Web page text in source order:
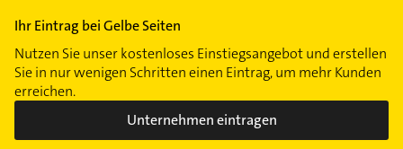
Ihr Eintrag bei Gelbe Seiten
Nutzen Sie unser kostenloses Einstiegsangebot und erstellen
Sie in nur wenigen Schritten einen Eintrag, um mehr Kunden
erreichen.
Unternehmen eintragen